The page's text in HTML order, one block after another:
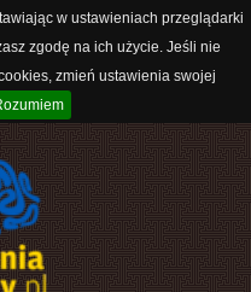
w ustawieniach przeglądarki
zgodę na ich użycie. Jeśli nie
zmień ustawienia swojej